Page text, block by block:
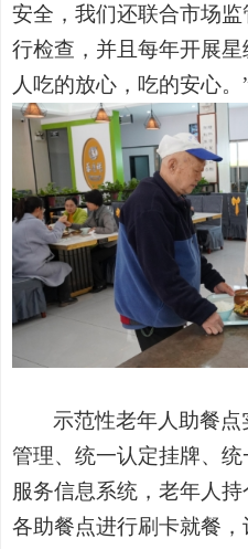
安全，我们还联合市场
行检查，并且每年开展
人吃的放心，吃的安心。
示范性老年人助餐
管理、统一认定挂牌、
服务信息系统，老年人
各助餐点进行刷卡就餐